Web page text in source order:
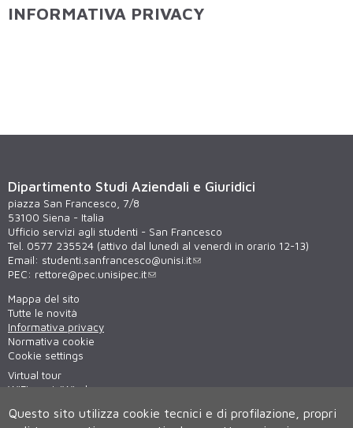
INFORMATIVA PRIVACY
Dipartimento Studi Aziendali e Giuridici
piazza San Francesco, 7/8
53100 Siena - Italia
Ufficio servizi agli studenti - San Francesco
Tel. 0577 235524 (attivo dal lunedì al venerdì in orario 12-13)
Email: studenti.sanfrancesco@unisi.it
PEC: rettore@pec.unisipec.it
Mappa del sito
Tutte le novità
Informativa privacy
Normativa cookie
Cookie settings
Virtual tour
WiFi - unisiWireless
Questo sito utilizza cookie tecnici e di profilazione, propri